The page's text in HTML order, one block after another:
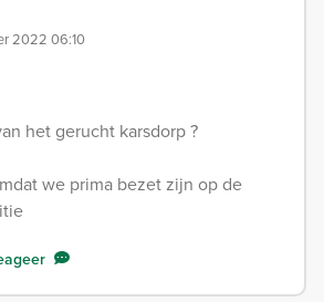
2022 06:10
het gerucht karsdorp ?
we prima bezet zijn op de